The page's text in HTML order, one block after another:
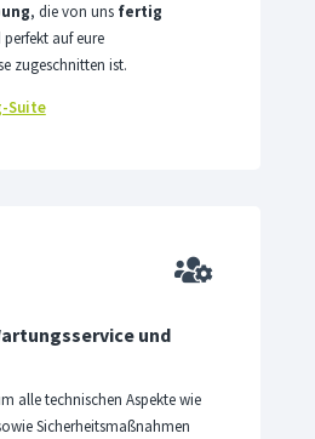
, die von uns fertig
perfekt auf eure
zugeschnitten ist.
Suite

und
alle technischen Aspekte wie
Sicherheitsmaßnahmen